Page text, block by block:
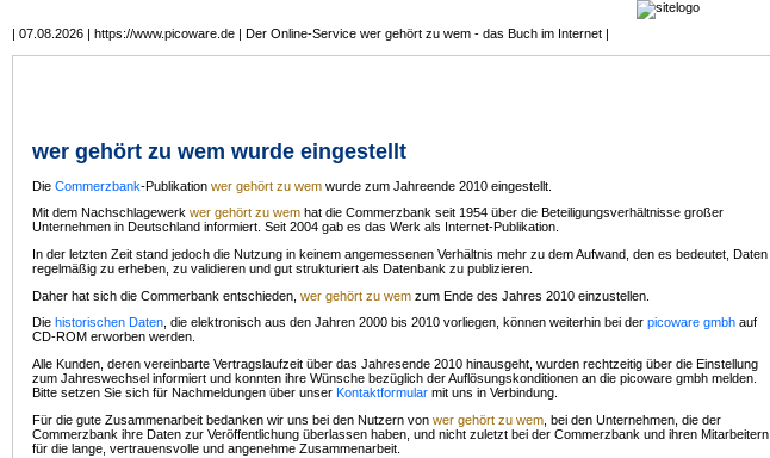
| 07.08.2026 | https://www.picoware.de | Der Online-Service wer gehört zu wem - das Buch im Internet |
wer gehört zu wem wurde eingestellt
Die Commerzbank-Publikation wer gehört zu wem wurde zum Jahreende 2010 eingestellt.
Mit dem Nachschlagewerk wer gehört zu wem hat die Commerzbank seit 1954 über die Beteiligungsverhältnisse großer
Unternehmen in Deutschland informiert. Seit 2004 gab es das Werk als Internet-Publikation.
In der letzten Zeit stand jedoch die Nutzung in keinem angemessenen Verhältnis mehr zu dem Aufwand, den es bedeutet, Daten
regelmäßig zu erheben, zu validieren und gut strukturiert als Datenbank zu publizieren.
Daher hat sich die Commerbank entschieden, wer gehört zu wem zum Ende des Jahres 2010 einzustellen.
Die historischen Daten , die elektronisch aus den Jahren 2000 bis 2010 vorliegen, können weiterhin bei der picoware gmbh auf
CD-ROM erworben werden.
Alle Kunden, deren vereinbarte Vertragslaufzeit über das Jahresende 2010 hinausgeht, wurden rechtzeitig über die Einstellung
zum Jahreswechsel informiert und konnten ihre Wünsche bezüglich der Auflösungskonditionen an die picoware gmbh melden.
Bitte setzen Sie sich für Nachmeldungen über unser Kontaktformular mit uns in Verbindung.
Für die gute Zusammenarbeit bedanken wir uns bei den Nutzern von wer gehört zu wem , bei den Unternehmen, die der
Commerzbank ihre Daten zur Veröffentlichung überlassen haben, und nicht zuletzt bei der Commerzbank und ihren Mitarbeitern
für die lange, vertrauensvolle und angenehme Zusammenarbeit.